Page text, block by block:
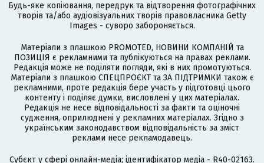
Будь-яке копіювання, передрук та відтворення фотографічних
творів та/або аудіовізуальних творів правовласника Getty
Images - суворо забороняється.
Матеріали з плашкою PROMOTED, НОВИНИ КОМПАНІЙ та
ПОЗИЦІЯ є рекламними та публікуються на правах реклами.
Редакція може не поділяти погляди, які в них промотуються.
Матеріали з плашкою СПЕЦПРОЄКТ та ЗА ПІДТРИМКИ також є
рекламними, проте редакція бере участь у підготовці цього
контенту і поділяє думки, висловлені у цих матеріалах.
Редакція не несе відповідальності за факти та оціночні
судження, оприлюднені у рекламних матеріалах. Згідно з
українським законодавством відповідальність за зміст
реклами несе рекламодавець.
Cубєкт у сфері онлайн-медіа; ідентифікатор медіа - R40-02163.